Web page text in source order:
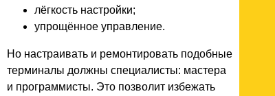
лёгкость настройки;
упрощённое управление.
Но настраивать и ремонтировать подобные
терминалы должны специалисты: мастера
и программисты. Это позволит избежать